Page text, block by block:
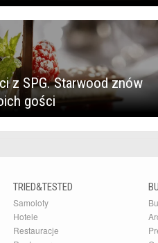
z SPG. Starwood znów
gości
TRIED&TESTED
Samoloty
Hotele
Restauracje